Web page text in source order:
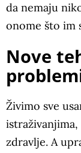
da nemaju
onome što im
Nove
Živimo sve
zdravlje. A